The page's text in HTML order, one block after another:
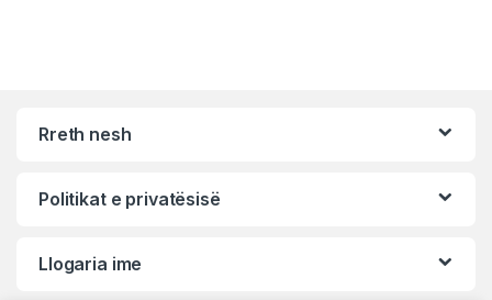
Rreth nesh
Politikat e privatësisë
Llogaria ime